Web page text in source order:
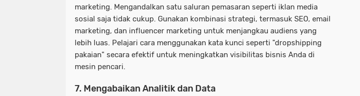
marketing. Mengandalkan satu saluran pemasaran seperti iklan media
sosial saja tidak cukup. Gunakan kombinasi strategi, termasuk SEO, email
marketing, dan influencer marketing untuk menjangkau audiens yang
lebih luas. Pelajari cara menggunakan kata kunci seperti "dropshipping
pakaian" secara efektif untuk meningkatkan visibilitas bisnis Anda di
mesin pencari.
7. Mengabaikan Analitik dan Data